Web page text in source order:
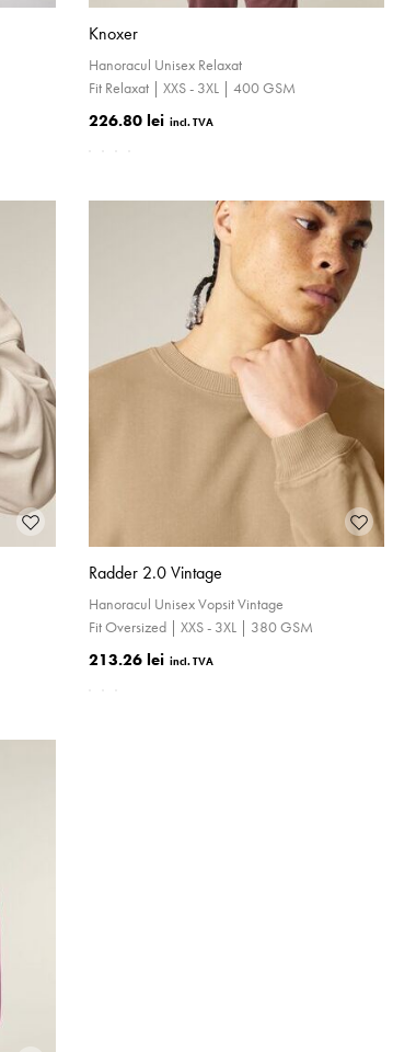
Knoxer
Hanoracul Unisex Relaxat
Fit Relaxat | XXS - 3XL | 400 GSM
226.80 lei
Radder 2.0 Vintage
Hanoracul Unisex Vopsit Vintage
Fit Oversized | XXS - 3XL | 380 GSM
213.26 lei